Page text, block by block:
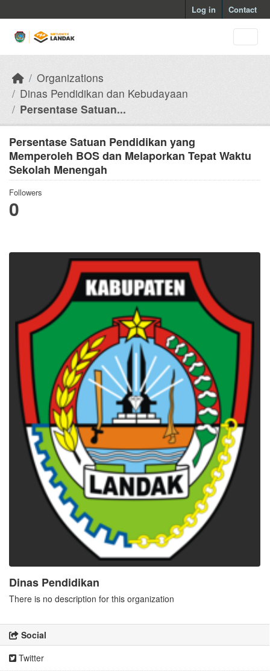
Log in Contact
Organizations
Dinas Pendidikan dan Kebudayaan
Persentase Satuan...
Persentase Satuan Pendidikan yang
Memperoleh BOS dan Melaporkan Tepat Waktu
Sekolah Menengah
Followers
0
Dinas Pendidikan
There is no description for this organization
Social
Twitter